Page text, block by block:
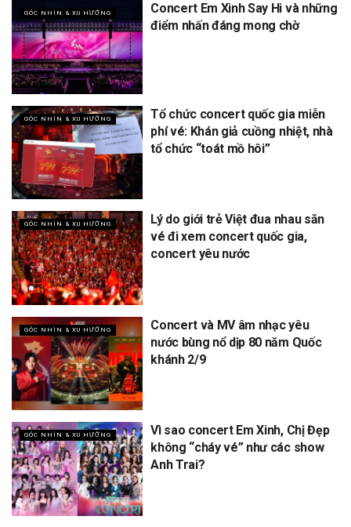
GÓC NHÌN & XU HƯỚNG
Concert Em Xinh Say Hi và những
điểm nhấn đáng mong chờ
GÓC NHÌN & XU HƯỚNG
Tổ chức concert quốc gia miễn
phí vé: Khán giả cuồng nhiệt, nhà
tổ chức “toát mồ hôi”
GÓC NHÌN & XU HƯỚNG
Lý do giới trẻ Việt đua nhau săn
vé đi xem concert quốc gia,
concert yêu nước
GÓC NHÌN & XU HƯỚNG
Concert và MV âm nhạc yêu
nước bùng nổ dịp 80 năm Quốc
khánh 2/9
GÓC NHÌN & XU HƯỚNG
Vì sao concert Em Xinh, Chị Đẹp
không “cháy vé” như các show
Anh Trai?